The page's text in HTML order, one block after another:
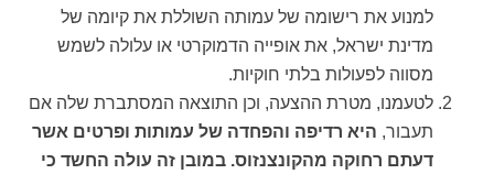
למנוע את רישומה של עמותה השוללת את קיומה של
מדינת ישראל, את אופייה הדמוקרטי או עלולה לשמש
מסווה לפעולות בלתי חוקיות.
לטעמנו, מטרת ההצעה, וכן התוצאה המסתברת שלה אם
תעבור, היא רדיפה והפחדה של עמותות ופרטים אשר
דעתם רחוקה מהקונצנזוס. במובן זה עולה החשד כי